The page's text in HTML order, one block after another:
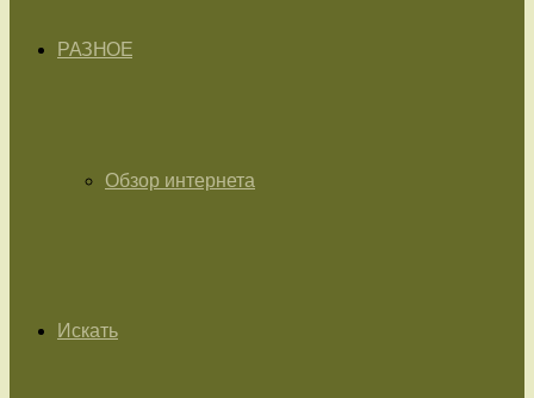
РАЗНОЕ
Обзор интернета
Искать